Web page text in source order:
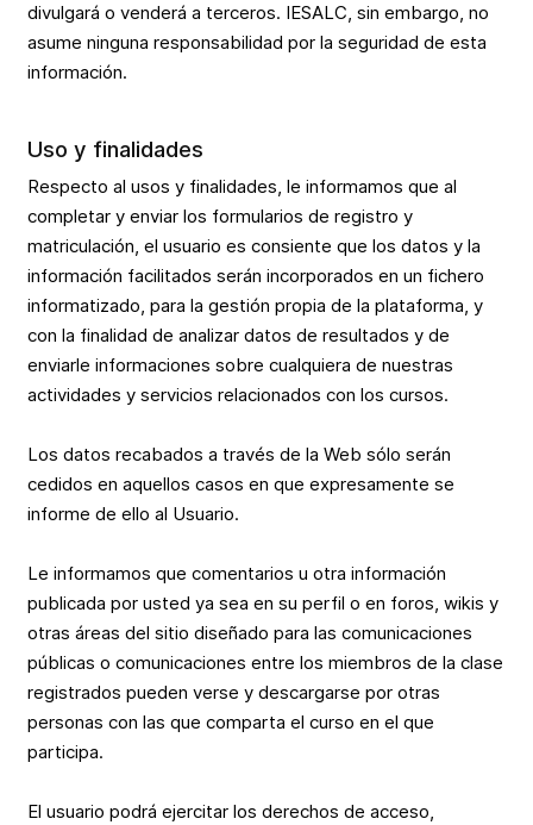
divulgará o venderá a terceros. IESALC, sin embargo, no
asume ninguna responsabilidad por la seguridad de esta
información.
Uso y finalidades
Respecto al usos y finalidades, le informamos que al
completar y enviar los formularios de registro y
matriculación, el usuario es consiente que los datos y la
información facilitados serán incorporados en un fichero
informatizado, para la gestión propia de la plataforma, y
con la finalidad de analizar datos de resultados y de
enviarle informaciones sobre cualquiera de nuestras
actividades y servicios relacionados con los cursos.
Los datos recabados a través de la Web sólo serán
cedidos en aquellos casos en que expresamente se
informe de ello al Usuario.
Le informamos que comentarios u otra información
publicada por usted ya sea en su perfil o en foros, wikis y
otras áreas del sitio diseñado para las comunicaciones
públicas o comunicaciones entre los miembros de la clase
registrados pueden verse y descargarse por otras
personas con las que comparta el curso en el que
participa.
El usuario podrá ejercitar los derechos de acceso,